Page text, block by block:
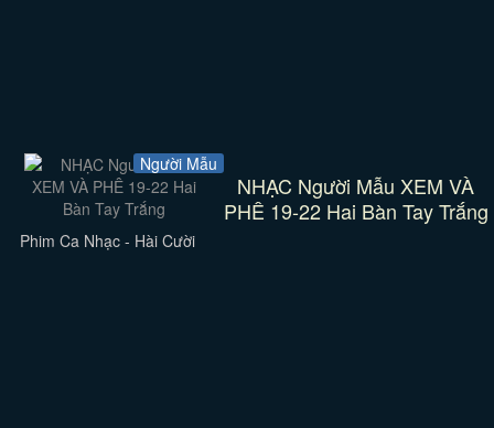
Người Mẫu
NHẠC Người Mẫu XEM VÀ
PHÊ 19-22 Hai Bàn Tay Trắng
Phim Ca Nhạc - Hài Cười